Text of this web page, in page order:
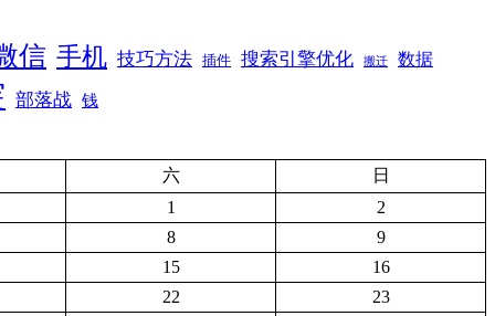
信 手机 技巧方法 插件 搜索引擎优化 搬迁 数据
部落战 钱
六
日
1
2
8
9
15
16
22
23